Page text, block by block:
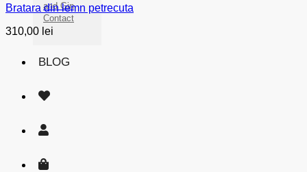
and Gin
Contact
BLOG
Bratara din lemn petrecuta
310,00 lei